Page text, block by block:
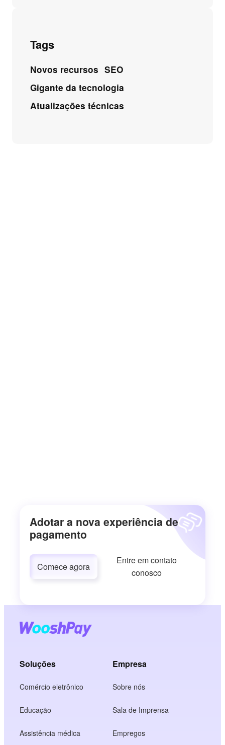
Tags
Novos recursos SEO
Gigante da tecnologia
Atualizações técnicas
Adotar a nova experiência de
pagamento
Comece agora
Entre em contato
conosco
Soluções
Comércio eletrônico
Educação
Assistência médica
Empresa
Sobre nós
Sala de Imprensa
Empregos